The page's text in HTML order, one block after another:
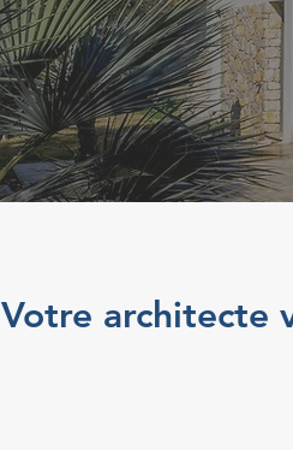
Votre architecte